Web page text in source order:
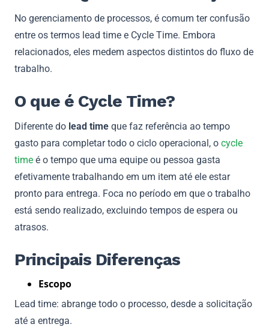
No gerenciamento de processos, é comum ter confusão
entre os termos lead time e Cycle Time. Embora
relacionados, eles medem aspectos distintos do fluxo de
trabalho.
O que é Cycle Time?
Diferente do lead time que faz referência ao tempo
gasto para completar todo o ciclo operacional, o cycle
time é o tempo que uma equipe ou pessoa gasta
efetivamente trabalhando em um item até ele estar
pronto para entrega. Foca no período em que o trabalho
está sendo realizado, excluindo tempos de espera ou
atrasos.
Principais Diferenças
Escopo
Lead time: abrange todo o processo, desde a solicitação
até a entrega.